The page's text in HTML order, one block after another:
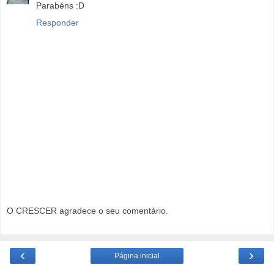
Parabéns :D
Responder
O CRESCER agradece o seu comentário.
‹ ›
Página inicial